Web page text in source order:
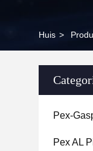
Huis >
Pex-
Pex AL